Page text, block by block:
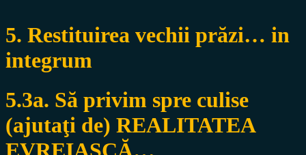
5. Restituirea vechii prăzi… in
integrum
5.3a. Să privim spre culise
(ajutaţi de) REALITATEA